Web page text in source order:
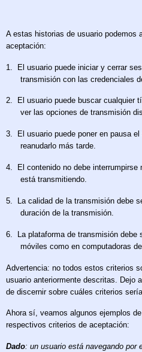
A estas historias de usuario podemos
aceptación:
1.
El usuario puede iniciar y cerrar
transmisión con las credenciales
2.
El usuario puede buscar cualquier
ver las opciones de transmisión
3.
El usuario puede poner en pausa
reanudarlo más tarde.
4.
El contenido no debe
está transmitiendo.
5.
La calidad de la transmisión debe
duración de la transmisión.
6.
La plataforma de transmisión
móviles como en computadoras
Advertencia: no todos estos criterios
usuario anteriormente descritas. Dejo
de discernir sobre cuáles criterios
Ahora sí, veamos algunos ejemplos
respectivos criterios de aceptación:
Dado: un usuario está navegando por